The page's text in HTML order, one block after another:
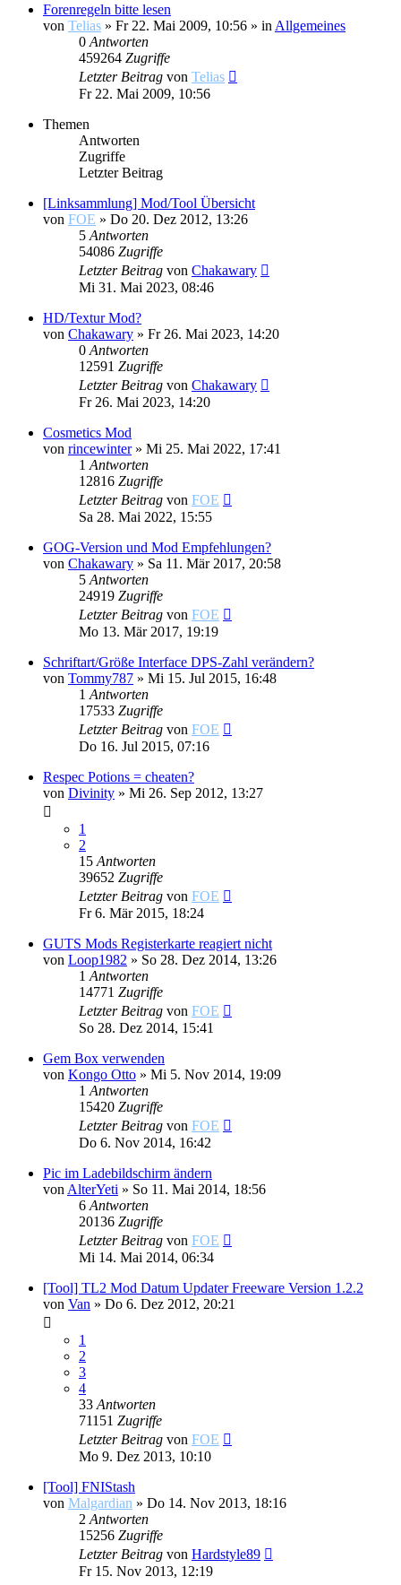
Forenregeln bitte lesen
von Telias » Fr 22. Mai 2009, 10:56 » in Allgemeines
0 Antworten
459264 Zugriffe
Letzter Beitrag von Telias
Fr 22. Mai 2009, 10:56
Themen
Antworten
Zugriffe
Letzter Beitrag
[Linksammlung] Mod/Tool Übersicht
von FOE » Do 20. Dez 2012, 13:26
5 Antworten
54086 Zugriffe
Letzter Beitrag von Chakawary
Mi 31. Mai 2023, 08:46
HD/Textur Mod?
von Chakawary » Fr 26. Mai 2023, 14:20
0 Antworten
12591 Zugriffe
Letzter Beitrag von Chakawary
Fr 26. Mai 2023, 14:20
Cosmetics Mod
von rincewinter» Mi 25. Mai 2022, 17:41
1 Antworten
12816 Zugriffe
Letzter Beitrag von FOE
Sa 28. Mai 2022, 15:55
GOG-Version und Mod Empfehlungen?
von Chakawary » Sa 11. Mär 2017, 20:58
5 Antworten
24919 Zugriffe
Letzter Beitrag von FOE
Mo 13. Mär 2017, 19:19
Schriftart/Größe Interface DPS-Zahl verändern?
von Tommy787 » Mi 15. Jul 2015, 16:48
1 Antworten
17533 Zugriffe
Letzter Beitrag von FOE
Do 16. Jul 2015, 07:16
Respec Potions = cheaten?
von Divinity » Mi 26. Sep 2012, 13:27
1
2
15 Antworten
39652 Zugriffe
Letzter Beitrag von FOE
Fr 6. Mär 2015, 18:24
GUTS Mods Registerkarte reagiert nicht
von Loop1982 » So 28. Dez 2014, 13:26
1 Antworten
14771 Zugriffe
Letzter Beitrag von FOE
So 28. Dez 2014, 15:41
Gem Box verwenden
von Kongo Otto » Mi 5. Nov 2014, 19:09
1 Antworten
15420 Zugriffe
Letzter Beitrag von FOE
Do 6. Nov 2014, 16:42
Pic im Ladebildschirm ändern
von AlterYeti » So 11. Mai 2014, 18:56
6 Antworten
20136 Zugriffe
Letzter Beitrag von FOE
Mi 14. Mai 2014, 06:34
[Tool] TL2 Mod Datum Updater Freeware Version 1.2.2
von Van » Do 6. Dez 2012, 20:21
1
2
3
4
33 Antworten
71151 Zugriffe
Letzter Beitrag von FOE
Mo 9. Dez 2013, 10:10
[Tool] FNIStash
von Malgardian » Do 14. Nov 2013, 18:16
2 Antworten
15256 Zugriffe
Letzter Beitrag von Hardstyle89
Fr 15. Nov 2013, 12:19